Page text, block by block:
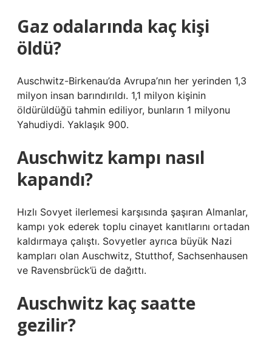
Gaz odalarında kaç kişi
öldü?
Auschwitz-Birkenau’da Avrupa’nın her yerinden 1,3
milyon insan barındırıldı. 1,1 milyon kişinin
öldürüldüğü tahmin ediliyor, bunların 1 milyonu
Yahudiydi. Yaklaşık 900.
Auschwitz kampı nasıl
kapandı?
Hızlı Sovyet ilerlemesi karşısında şaşıran Almanlar,
kampı yok ederek toplu cinayet kanıtlarını ortadan
kaldırmaya çalıştı. Sovyetler ayrıca büyük Nazi
kampları olan Auschwitz, Stutthof, Sachsenhausen
ve Ravensbrück’ü de dağıttı.
Auschwitz kaç saatte
gezilir?